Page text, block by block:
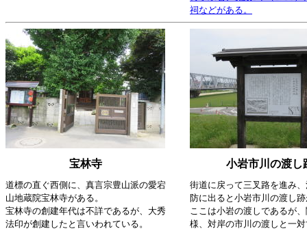
祠などがある。
宝林寺 小岩市川の渡し
道標の直ぐ西側に、真言宗豊山派の愛宕
山地蔵院宝林寺がある。
宝林寺の創建年代は不詳であるが、大秀
法印が創建したと言いわれている。
街道に戻って三叉路を進み
防に出ると小岩市川の渡し
ここは小岩の渡しであるが
様、対岸の市川の渡しと一